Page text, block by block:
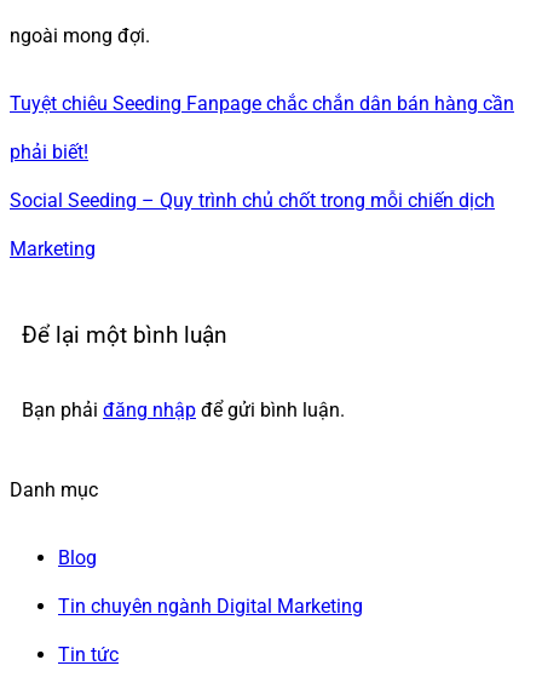
ngoài mong đợi.
Tuyệt chiêu Seeding Fanpage chắc chắn dân bán hàng cần
phải biết!
Social Seeding – Quy trình chủ chốt trong mỗi chiến dịch
Marketing
Để lại một bình luận
Bạn phải đăng nhập để gửi bình luận.
Danh mục
Blog
Tin chuyên ngành Digital Marketing
Tin tức